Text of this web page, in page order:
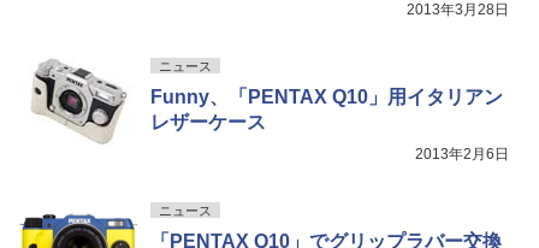
2013年3月28日
ニュース
Funny、「PENTAX Q10」用イタリアン
レザーケース
2013年2月6日
ニュース
「PENTAX Q10」でグリップラバー交換